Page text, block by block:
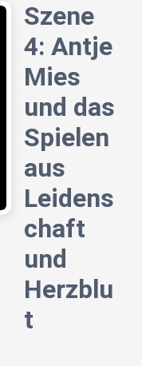
Szene
4: Antje
Mies
und das
Spielen
aus
Leidens
chaft
und
Herzblu
t